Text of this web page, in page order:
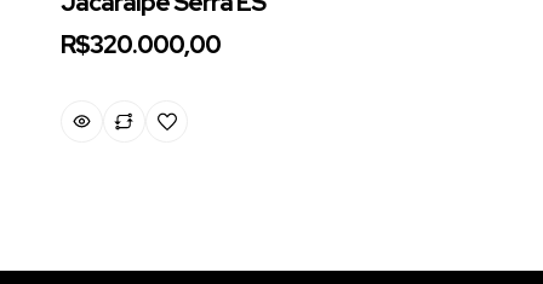
R$320.000,00